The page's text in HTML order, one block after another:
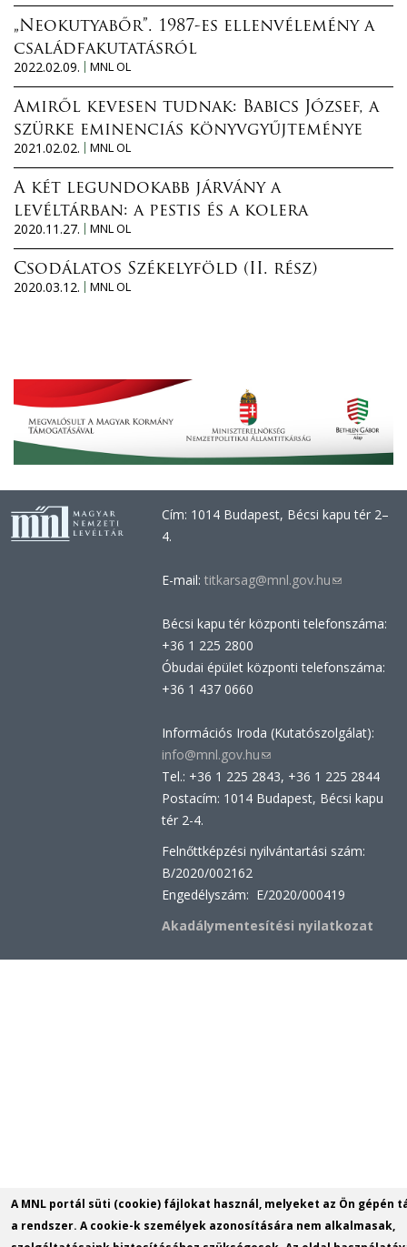
„Neokutyabőr”. 1987-es ellenvélemény a
családfakutatásról
2022.02.09.
MNL OL
Amiről kevesen tudnak: Babics József, a
szürke eminenciás könyvgyűjteménye
2021.02.02.
MNL OL
A két legundokabb járvány a
levéltárban: a pestis és a kolera
2020.11.27.
MNL OL
Csodálatos Székelyföld (II. rész)
2020.03.12.
MNL OL
Cím: 1014 Budapest, Bécsi kapu tér 2–
4.
E-mail: titkarsag@mnl.gov.hu(link
e-
Bécsi kapu tér központi telefonszáma:
+36 1 225 2800
Óbudai épület központi telefonszáma:
+36 1 437 0660
Információs Iroda (Kutatószolgálat):
info@mnl.gov.hu(link
sends
e-
Tel.: +36 1 225 2843, +36 1 225 2844
Postacím: 1014 Budapest, Bécsi kapu
tér 2-4.
Felnőttképzési nyilvántartási szám:
B/2020/002162
Engedélyszám: E/2020/000419
Akadálymentesítési nyilatkozat
A MNL portál süti (cookie) fájlokat használ, melyeket az Ön gépén
a rendszer. A cookie-k személyek azonosítására nem alkalmasak,